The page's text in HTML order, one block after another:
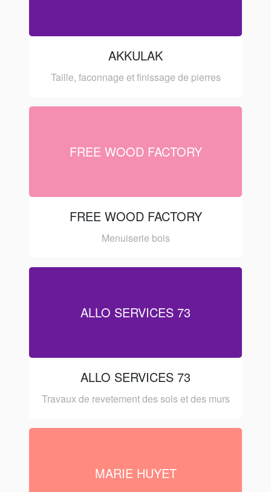
AKKULAK
Taille, faconnage et finissage de pierres
FREE WOOD FACTORY
FREE WOOD FACTORY
Menuiserie bois
ALLO SERVICES 73
ALLO SERVICES 73
Travaux de revetement des sols et des murs
MARIE HUYET